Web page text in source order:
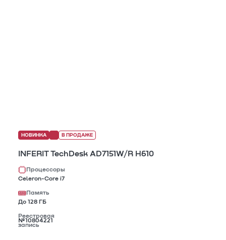
НОВИНКА В ПРОДАЖЕ
INFERIT TechDesk AD7151W/R H610
Процессоры
Celeron-Core i7
Память
До 128 ГБ
Реестровая
запись
№10804221